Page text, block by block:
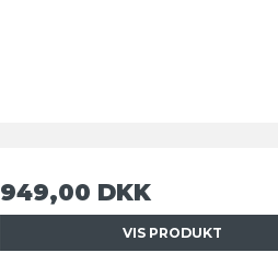
949,00 DKK
VIS PRODUKT